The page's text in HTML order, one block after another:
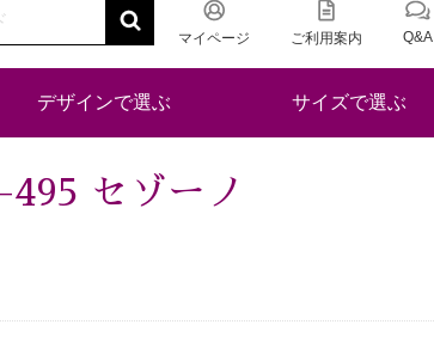
マイページ ご利用案内 Q&A
デザインで選ぶ サイズで選ぶ
495 セゾーノ